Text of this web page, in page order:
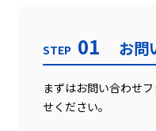
STEP 01 お問
まずはお問い合わせ
せください。